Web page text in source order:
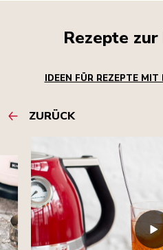
Rezepte
IDEEN FÜR REZEPTE
ZURÜCK